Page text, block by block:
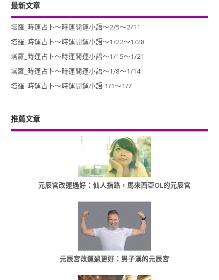
最新文章
塔羅_時運占卜～時運開運小語～2/5～2/11
塔羅_時運占卜～時運開運小語～1/22～1/28
塔羅_時運占卜～時運開運小語～1/15～1/21
塔羅_時運占卜～時運開運小語～1/8～1/14
塔羅_時運占卜～時運開運小語 1/1～1/7
推薦文章
元辰宮改運過好：仙人指路，馬來西亞OL的元辰宮
元辰宮改運過更好：男子漢的元辰宮